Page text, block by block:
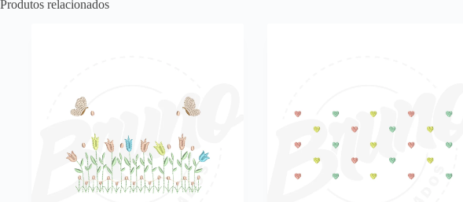
Produtos relacionados